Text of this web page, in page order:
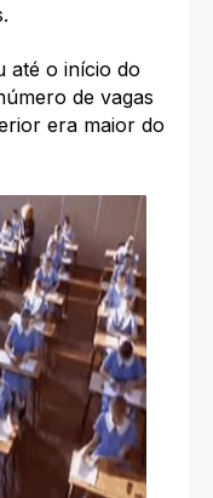
até o início do
de vagas
era maior do